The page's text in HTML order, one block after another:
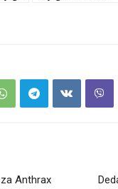
Anthrax